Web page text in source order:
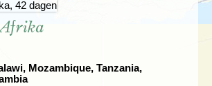
Mozambique, Tanzania,